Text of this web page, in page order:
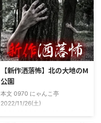
【新作洒落怖】北の大地のM
公園
本文 0970 にゃんこ亭
2022/11/26(土)